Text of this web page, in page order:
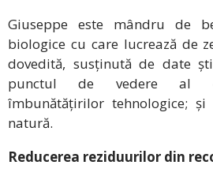
Giuseppe este mândru de
biologice cu care lucrează de
dovedită, susținută de date
punctul de vedere al
îmbunătățirilor tehnologice;
natură.
Reducerea reziduurilor din